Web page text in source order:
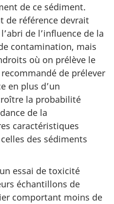
de ce sédiment.
de référence devrait
de l’influence de la
contamination, mais
où on prélève le
de prélever
en plus d’un
la probabilité
de la
caractéristiques
des sédiments
essai de toxicité
échantillons de
comportant moins de